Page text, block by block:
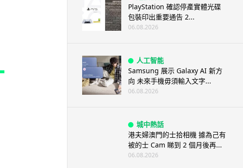
PlayStation 確認停產實體光碟
包裝印出重要通告 2...
06.08.2026
人工智能
Samsung 展示 Galaxy AI 新方
向 未來手機毋須輸入文字...
06.08.2026
城中熱話
港夫婦澳門的士拾相機 據為己有
被的士 Cam 睇到 2 個月後再...
06.08.2026